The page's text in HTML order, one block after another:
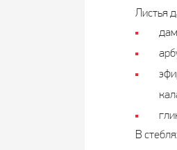
Листья
В